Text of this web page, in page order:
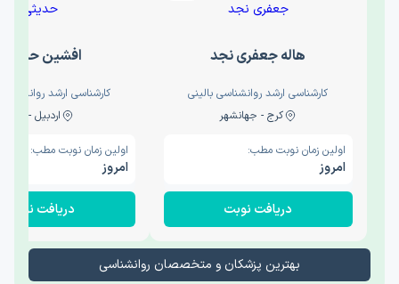
هاله جعفری نجد
کارشناسی ارشد روانشناسی بالینی
کرج - جهانشهر
اولین زمان نوبت مطب:
امروز
دریافت نوبت
افشین
کارشناسی ارشد
اردبیل - والی
اولین زمان نوبت مطب:
امروز
دریافت نوبت
بهترین پزشکان و متخصصان روانشناسی